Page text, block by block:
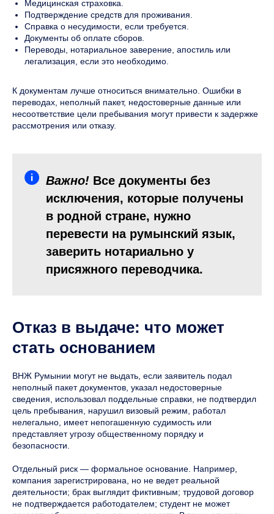
Медицинская страховка.
Подтверждение средств для проживания.
Справка о несудимости, если требуется.
Документы об оплате сборов.
Переводы, нотариальное заверение, апостиль или
легализация, если это необходимо.
К документам лучше относиться внимательно. Ошибки в
переводах, неполный пакет, недостоверные данные или
несоответствие цели пребывания могут привести к задержке
рассмотрения или отказу.
Важно! Все документы без
исключения, которые получены
в родной стране, нужно
перевести на румынский язык,
заверить нотариально у
присяжного переводчика.
Отказ в выдаче: что может
стать основанием
ВНЖ Румынии могут не выдать, если заявитель подал
неполный пакет документов, указал недостоверные
сведения, использовал поддельные справки, не подтвердил
цель пребывания, нарушил визовый режим, работал
нелегально, имеет непогашенную судимость или
представляет угрозу общественному порядку и
безопасности.
Отдельный риск — формальное основание. Например,
компания зарегистрирована, но не ведет реальной
деятельности; брак выглядит фиктивным; трудовой договор
не подтверждается работодателем; студент не может